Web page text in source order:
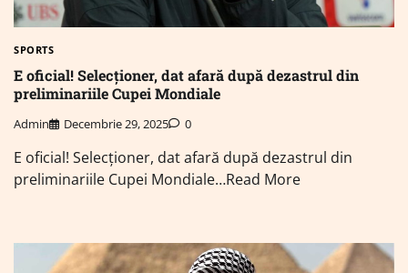
SPORTS
E oficial! Selecționer, dat afară după dezastrul din
preliminariile Cupei Mondiale
Admin Decembrie 29, 2025 0
E oficial! Selecționer, dat afară după dezastrul din
preliminariile Cupei Mondiale…Read More